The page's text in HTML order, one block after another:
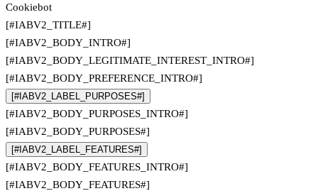
Cookiebot
[#IABV2_TITLE#]
[#IABV2_BODY_INTRO#]
[#IABV2_BODY_LEGITIMATE_INTEREST_INTRO#]
[#IABV2_BODY_PREFERENCE_INTRO#]
[#IABV2_LABEL_PURPOSES#]
[#IABV2_BODY_PURPOSES_INTRO#]
[#IABV2_BODY_PURPOSES#]
[#IABV2_LABEL_FEATURES#]
[#IABV2_BODY_FEATURES_INTRO#]
[#IABV2_BODY_FEATURES#]